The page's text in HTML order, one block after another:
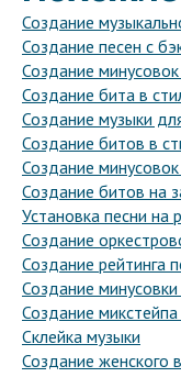
Создание
Создание песен с
Создание
Создание бита в
Создание музыки
Создание битов в
Создание
Создание битов на
Установка песни на
Создание
Создание рейтинга
Создание
Создание
Склейка музыки
Создание женского